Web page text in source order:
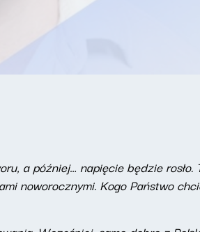
a później… napięcie będzie rosło.
noworocznymi. Kogo Państwo